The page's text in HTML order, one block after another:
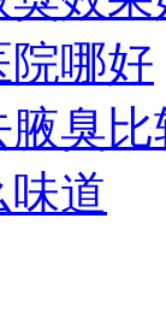
哪好
臭比
道